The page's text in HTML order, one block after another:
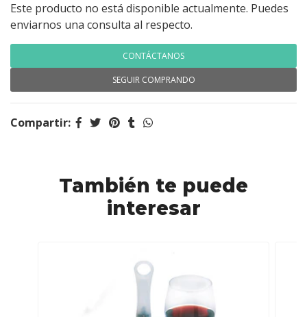
Este producto no está disponible actualmente. Puedes
enviarnos una consulta al respecto.
CONTÁCTANOS
SEGUIR COMPRANDO
Compartir:
También te puede
interesar